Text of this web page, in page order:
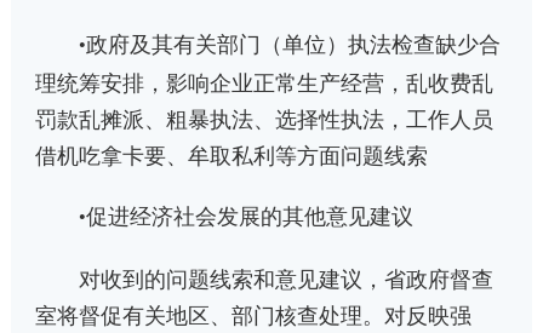
•政府及其有关部门（单位）执法检查缺少合
理统筹安排，影响企业正常生产经营，乱收费乱
罚款乱摊派、粗暴执法、选择性执法，工作人员
借机吃拿卡要、牟取私利等方面问题线索
•促进经济社会发展的其他意见建议
对收到的问题线索和意见建议，省政府督查
室将督促有关地区、部门核查处理。对反映强